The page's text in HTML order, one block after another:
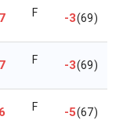
F -3(69)
F -3(69)
F -5(67)